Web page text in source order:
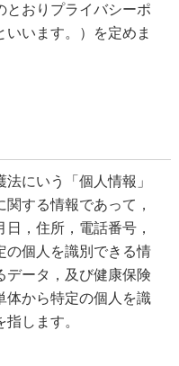
とおりプライバシーポ
いいます。）を定めま
にいう「個人情報」
する情報であって，
，住所，電話番号，
の個人を識別できる情
データ，及び健康保険
体から特定の個人を識
します。